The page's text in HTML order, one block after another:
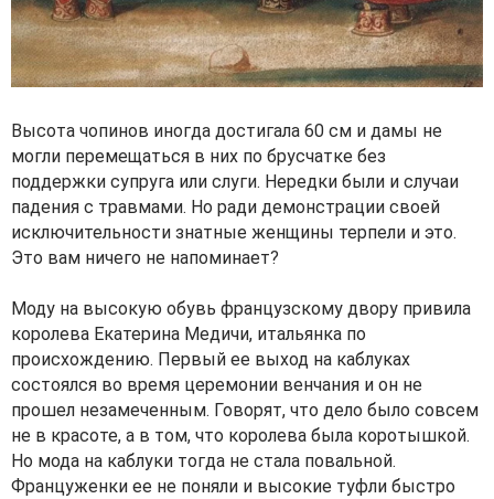
Высота чопинов иногда достигала 60 см и дамы не
могли перемещаться в них по брусчатке без
поддержки супруга или слуги. Нередки были и случаи
падения с травмами. Но ради демонстрации своей
исключительности знатные женщины терпели и это.
Это вам ничего не напоминает?
Моду на высокую обувь французскому двору привила
королева Екатерина Медичи, итальянка по
происхождению. Первый ее выход на каблуках
состоялся во время церемонии венчания и он не
прошел незамеченным. Говорят, что дело было совсем
не в красоте, а в том, что королева была коротышкой.
Но мода на каблуки тогда не стала повальной.
Француженки ее не поняли и высокие туфли быстро